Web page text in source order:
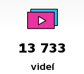
13 733
videí